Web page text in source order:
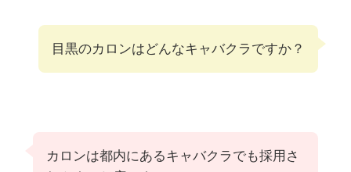
目黒のカロンはどんなキャバクラですか？
カロンは都内にあるキャバクラでも採用さ